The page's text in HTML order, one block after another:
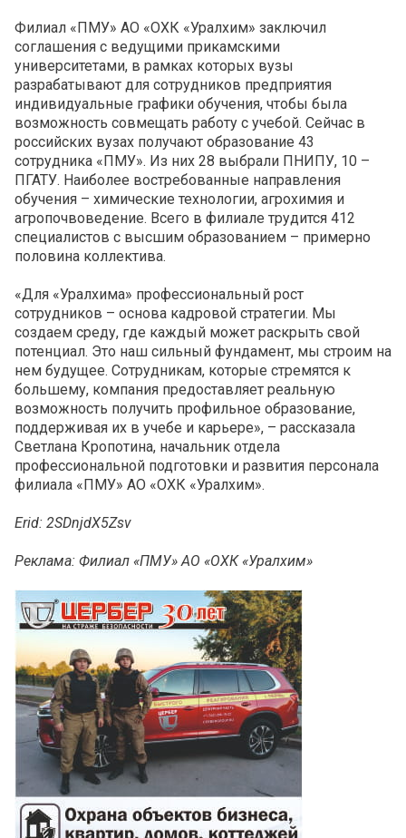
Филиал «ПМУ» АО «ОХК «Уралхим» заключил
соглашения с ведущими прикамскими
университетами, в рамках которых вузы
разрабатывают для сотрудников предприятия
индивидуальные графики обучения, чтобы была
возможность совмещать работу с учебой. Сейчас в
российских вузах получают образование 43
сотрудника «ПМУ». Из них 28 выбрали ПНИПУ, 10 –
ПГАТУ. Наиболее востребованные направления
обучения – химические технологии, агрохимия и
агропочвоведение. Всего в филиале трудится 412
специалистов с высшим образованием – примерно
половина коллектива.
«Для «Уралхима» профессиональный рост
сотрудников – основа кадровой стратегии. Мы
создаем среду, где каждый может раскрыть свой
потенциал. Это наш сильный фундамент, мы строим на
нем будущее. Сотрудникам, которые стремятся к
большему, компания предоставляет реальную
возможность получить профильное образование,
поддерживая их в учебе и карьере», – рассказала
Светлана Кропотина, начальник отдела
профессиональной подготовки и развития персонала
филиала «ПМУ» АО «ОХК «Уралхим».
Erid: 2SDnjdX5Zsv
Реклама: Филиал «ПМУ» АО «ОХК «Уралхим»